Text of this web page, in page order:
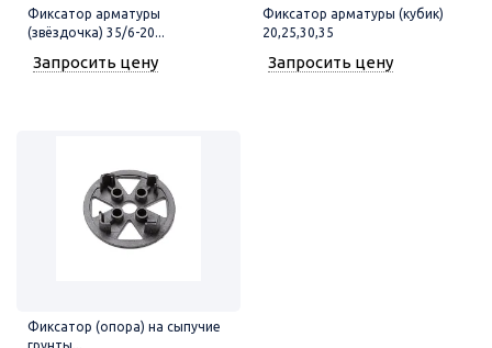
Фиксатор арматуры
(звёздочка) 35/6-20...
Запросить цену
Фиксатор арматуры (кубик)
20,25,30,35
Запросить цену
Фиксатор (опора) на сыпучие
грунты...